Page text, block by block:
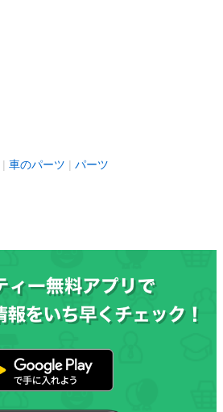
車のパーツ パーツ